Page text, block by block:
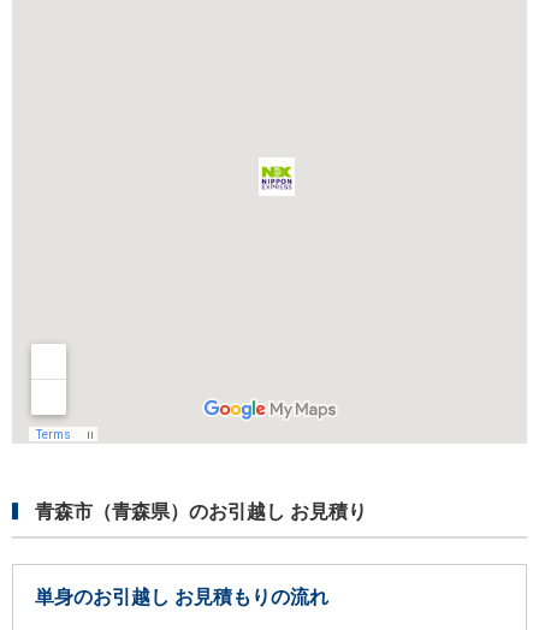
青森市（青森県）のお引越し お見積り
単身のお引越し お見積もりの流れ